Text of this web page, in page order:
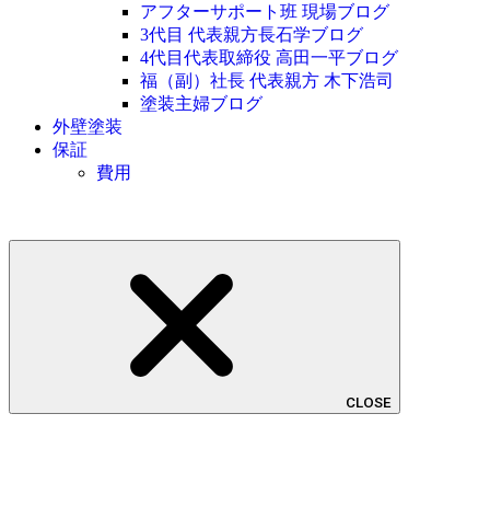
アフターサポート班 現場ブログ
3代目 代表親方長石学ブログ
4代目代表取締役 高田一平ブログ
福（副）社長 代表親方 木下浩司
塗装主婦ブログ
外壁塗装
保証
費用
CLOSE